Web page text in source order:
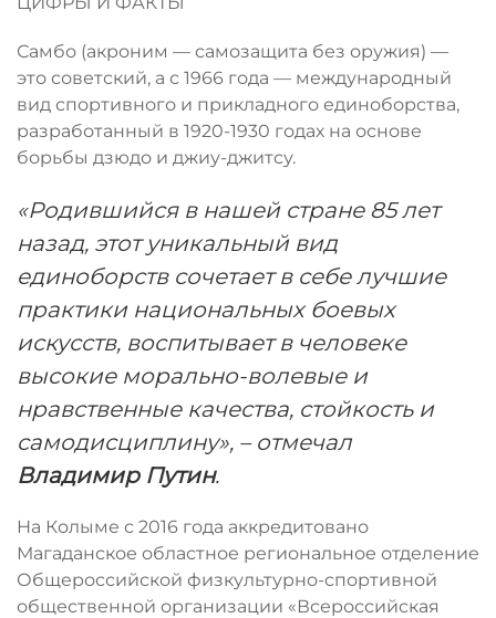
Самбо (акроним — самозащита без оружия) —
это советский, а с 1966 года — международный
вид спортивного и прикладного единоборства,
разработанный в 1920-1930 годах на основе
борьбы дзюдо и джиу-джитсу.
«Родившийся в нашей стране 85 лет
назад, этот уникальный вид
единоборств сочетает в себе лучшие
практики национальных боевых
искусств, воспитывает в человеке
высокие морально-волевые и
нравственные качества, стойкость и
самодисциплину», – отмечал
Владимир Путин.
На Колыме с 2016 года аккредитовано
Магаданское областное региональное отделение
Общероссийской физкультурно-спортивной
общественной организации «Всероссийская